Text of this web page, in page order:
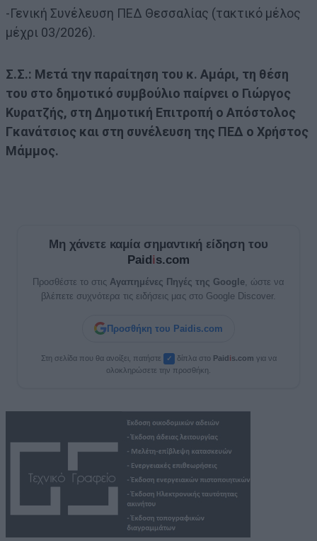
-Γενική Συνέλευση ΠΕΔ Θεσσαλίας (τακτικό μέλος
μέχρι 03/2026).
Σ.Σ.: Μετά την παραίτηση του κ. Αμάρι, τη θέση
του στο δημοτικό συμβούλιο παίρνει ο Γιώργος
Κυρατζής, στη Δημοτική Επιτροπή ο Απόστολος
Γκανάτσιος και στη συνέλευση της ΠΕΔ ο Χρήστος
Μάμμος.
Μη χάνετε καμία σημαντική είδηση του
Paidis.com
Προσθέστε το στις Αγαπημένες Πηγές της Google , ώστε να
βλέπετε συχνότερα τις ειδήσεις μας στο Google Discover.
Προσθήκη του Paidis.com
Στη σελίδα που θα ανοίξει, πατήστε ✓ δίπλα στο Paidis.com για να
ολοκληρώσετε την προσθήκη.